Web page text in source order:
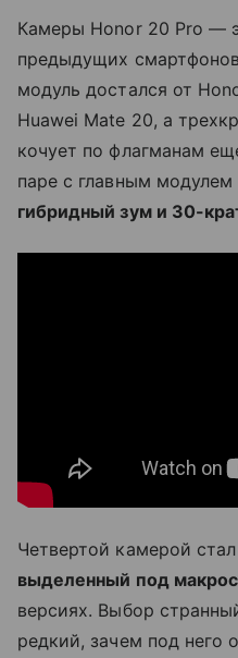
Камеры Honor 20 Pro —
предыдущих
модуль достался от
Huawei Mate 20, а
кочует по флагманам
паре с главным модулем
гибридный зум и 30-
Четвертой камерой стал
выделенный под
версиях. Выбор
редкий, зачем под него